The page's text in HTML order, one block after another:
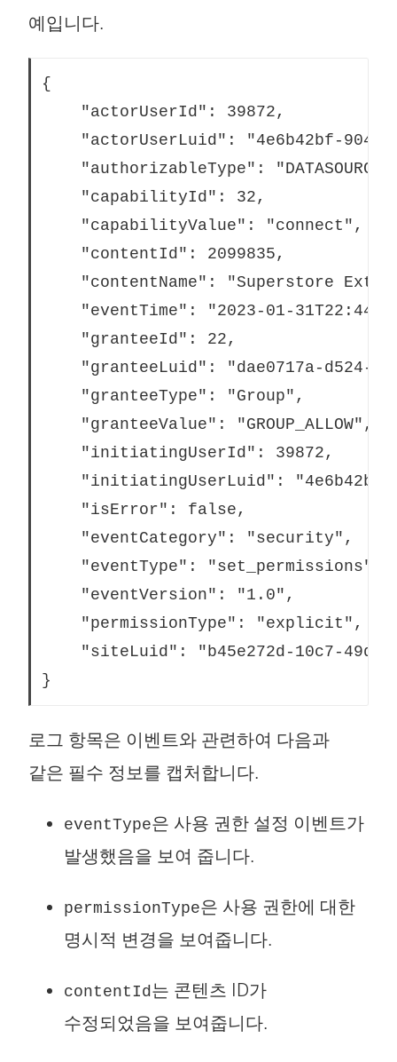
예입니다.
{
	"actorUserId": 39872,
"actorUserLuid": "4e6b42bf-
"authorizableType":
	"capabilityId": 32,
	"capabilityValue": "connect",
	"contentId": 2099835,
"contentName": "Superstore
"eventTime": "2023-01-
	"granteeId": 22,
"granteeLuid": "dae0717a-d524-
	"granteeType": "Group",
	"granteeValue": "GROUP_ALLOW",
	"initiatingUserId": 39872,
"initiatingUserLuid":
	"isError": false,
	"eventCategory": "security",
	"eventType": "set_permissions",
	"eventVersion": "1.0",
	"permissionType": "explicit",
"siteLuid": "b45e272d-10c7-
}
로그 항목은 이벤트와 관련하여 다음과
같은 필수 정보를 캡처합니다.
eventType은 사용 권한 설정 이벤트가
발생했음을 보여 줍니다.
permissionType은 사용 권한에 대한
명시적 변경을 보여줍니다.
contentId는 콘텐츠 ID가
수정되었음을 보여줍니다.